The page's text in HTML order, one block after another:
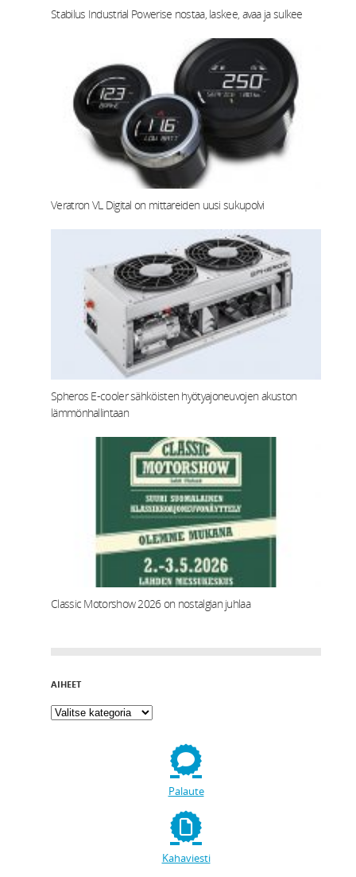
Stabilus Industrial Powerise nostaa, laskee, avaa ja sulkee
Veratron VL Digital on mittareiden uusi sukupolvi
Spheros E-cooler sähköisten hyötyajoneuvojen akuston
lämmönhallintaan
Classic Motorshow 2026 on nostalgian juhlaa
AIHEET
Palaute
Kahaviesti